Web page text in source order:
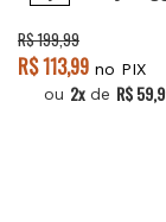
R$ 199,99
R$ 113,99 no PIX
ou 2x de R$